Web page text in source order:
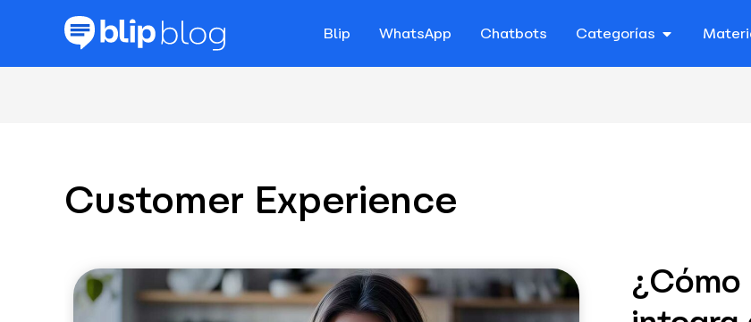
Blip WhatsApp Chatbots Categorías
Customer Experience